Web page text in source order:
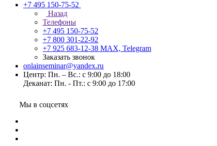
+7 495 150-75-52
Назад
Телефоны
+7 495 150-75-52
+7 800 301-22-92
+7 925 683-12-38 MAX, Telegram
Заказать звонок
onlainseminar@yandex.ru
Центр: Пн. – Вс.: с 9:00 до 18:00
Деканат: Пн. - Пт.: с 9:00 до 17:00
Мы в соцсетях